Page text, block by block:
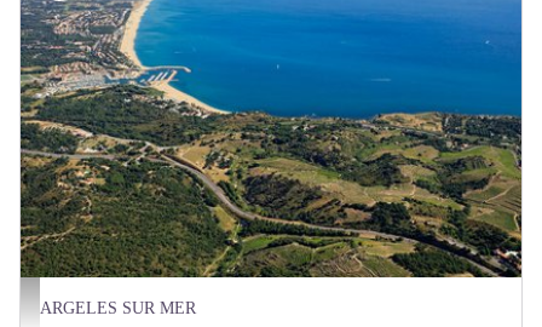
Frédéric Hédelin
ARGELES SUR MER